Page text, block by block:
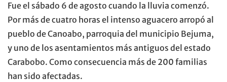
Fue el sábado 6 de agosto cuando la lluvia comenzó.
Por más de cuatro horas el intenso aguacero arropó al
pueblo de Canoabo, parroquia del municipio Bejuma,
y uno de los asentamientos más antiguos del estado
Carabobo. Como consecuencia más de 200 familias
han sido afectadas.